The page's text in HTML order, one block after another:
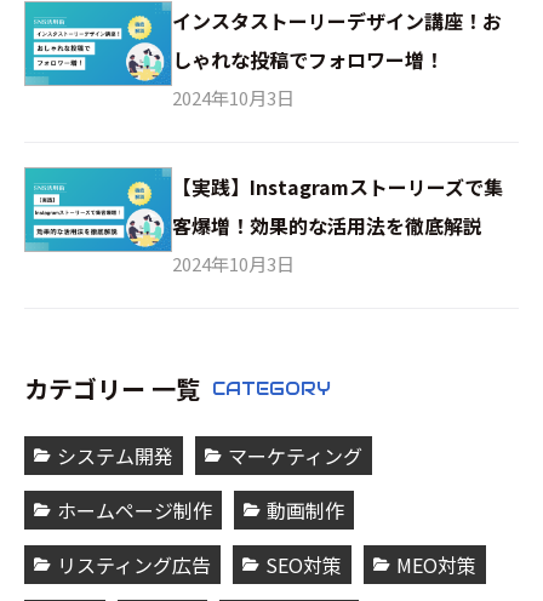
インスタストーリーデザイン講座！お
しゃれな投稿でフォロワー増！
2024年10月3日
【実践】Instagramストーリーズで集
客爆増！効果的な活用法を徹底解説
2024年10月3日
カテゴリー 一覧 CATEGORY
システム開発
マーケティング
ホームページ制作
動画制作
リスティング広告
SEO対策
MEO対策